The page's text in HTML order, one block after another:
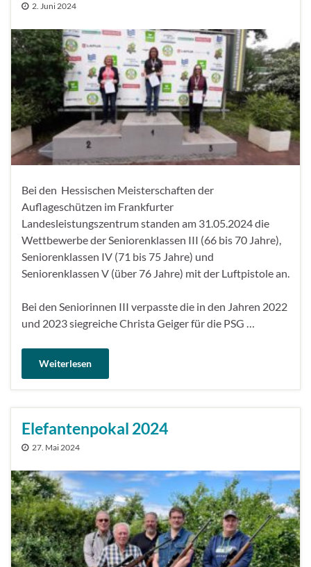
2. Juni 2024
Bei den Hessischen Meisterschaften der
Auflageschützen im Frankfurter
Landesleistungszentrum standen am 31.05.2024 die
Wettbewerbe der Seniorenklassen III (66 bis 70 Jahre),
Seniorenklassen IV (71 bis 75 Jahre) und
Seniorenklassen V (über 76 Jahre) mit der Luftpistole an.
Bei den Seniorinnen III verpasste die in den Jahren 2022
und 2023 siegreiche Christa Geiger für die PSG …
Weiterlesen
Elefantenpokal 2024
27. Mai 2024